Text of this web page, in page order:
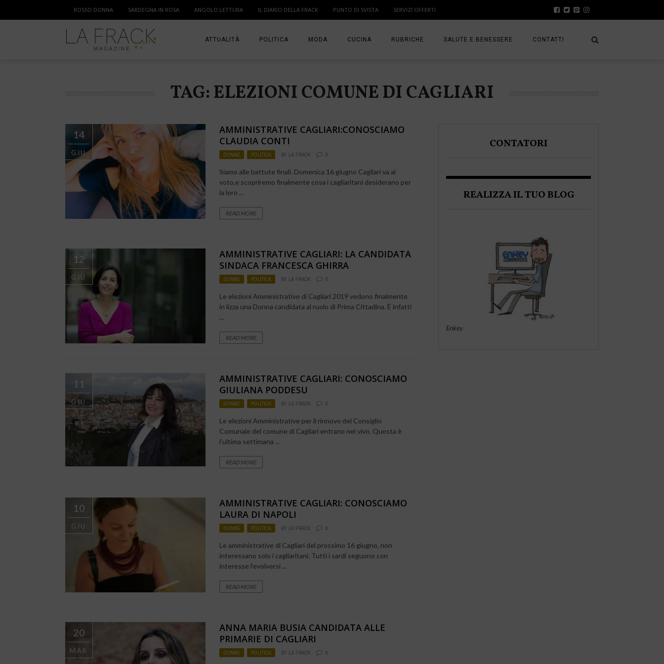
ROSSO DONNA SARDEGNA IN ROSA ANGOLO LETTURA IL DIARIO DELLA FRACK PUNTO DI SVISTA SERVIZI OFFERTI
ATTUALITÀ
MAMMA
POLITICA MODA CUCINA RUBRICHE
ANGOLO LETTURA
SALUTE E BENESSERE CONTATTI
TAG: ELEZIONI COMUNE DI CAGLIARI
14
GIU
AMMINISTRATIVE CAGLIARI:CONOSCIAMO
CLAUDIA CONTI
DONNE , POLITICA BY LA FRACK 0
Siamo alle battute finali. Domenica 16 giugno Cagliari va al
voto,e scopriremo finalmente cosa i cagliaritani desiderano per
la loro ...
READ MORE
12
GIU
AMMINISTRATIVE CAGLIARI: LA CANDIDATA
SINDACA FRANCESCA GHIRRA
DONNE , POLITICA BY LA FRACK 0
Le elezioni Amministrative di Cagliari 2019 vedono finalmente
in lizza una Donna candidata al ruolo di Prima Cittadina. È infatti
...
READ MORE
11
GIU
AMMINISTRATIVE CAGLIARI: CONOSCIAMO
GIULIANA PODDESU
DONNE , POLITICA BY LA FRACK 0
Le elezioni Amministrative per il rinnovo del Consiglio
Comunale del comune di Cagliari entrano nel vivo. Questa è
l’ultima settimana ...
READ MORE
10
GIU
AMMINISTRATIVE CAGLIARI: CONOSCIAMO
LAURA DI NAPOLI
DONNE , POLITICA BY LA FRACK 0
Le amministrative di Cagliari del prossimo 16 giugno, non
interessano solo i cagliaritani. Tutti i sardi seguono con
interesse l’evolversi ...
READ MORE
20
MAR
ANNA MARIA BUSIA CANDIDATA ALLE
PRIMARIE DI CAGLIARI
DONNE , POLITICA BY LA FRACK 0
CONTATORI
REALIZZA IL TUO BLOG
Enkey